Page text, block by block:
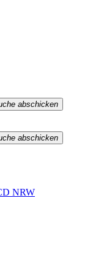
abschicken
abschicken
NRW